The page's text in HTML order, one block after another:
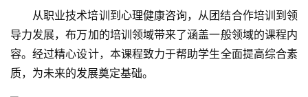
从职业技术培训到心理健康咨询，从团结合作培训到领
导力发展，布万加的培训领域带来了涵盖一般领域的课程内
容。经过精心设计，本课程致力于帮助学生全面提高综合素
质，为未来的发展奠定基础。